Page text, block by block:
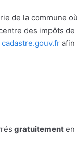
de la commune
des impôts
cadastre.gouv.fr afin
gratuitement en